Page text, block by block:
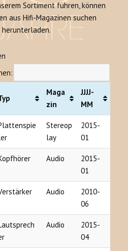
Sortiment führen, können
aus Hifi-Magazinen suchen
Maga
zin
JJJJ-
MM
Stereop
lay
2015-
01
Audio
2015-
01
Audio
2010-
06
Audio
2015-
04